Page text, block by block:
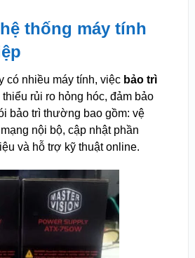
thống máy tính
có nhiều máy tính, việc bảo trì
rủi ro hỏng hóc, đảm bảo
bảo trì thường bao gồm: vệ
nội bộ, cập nhật phần
và hỗ trợ kỹ thuật online.